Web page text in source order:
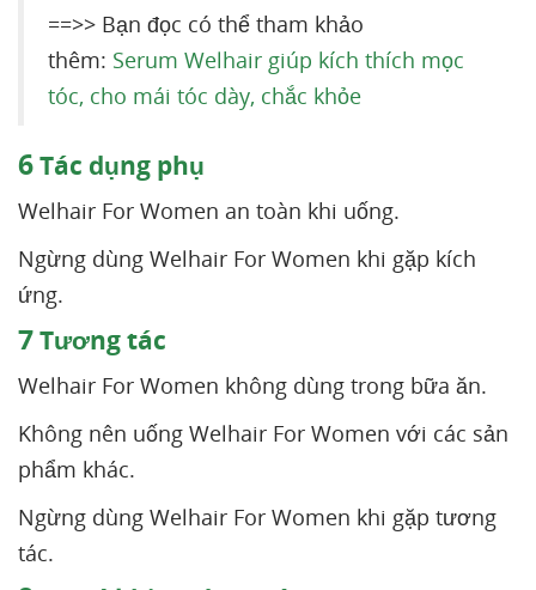
==>> Bạn đọc có thể tham khảo
thêm: Serum Welhair giúp kích thích mọc
tóc, cho mái tóc dày, chắc khỏe
6Tác dụng phụ
Welhair For Women an toàn khi uống.
Ngừng dùng Welhair For Women khi gặp kích
ứng.
7Tương tác
Welhair For Women không dùng trong bữa ăn.
Không nên uống Welhair For Women với các sản
phẩm khác.
Ngừng dùng Welhair For Women khi gặp tương
tác.